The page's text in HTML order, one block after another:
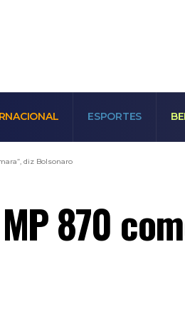
ESPORTES
diz Bolsonaro
870